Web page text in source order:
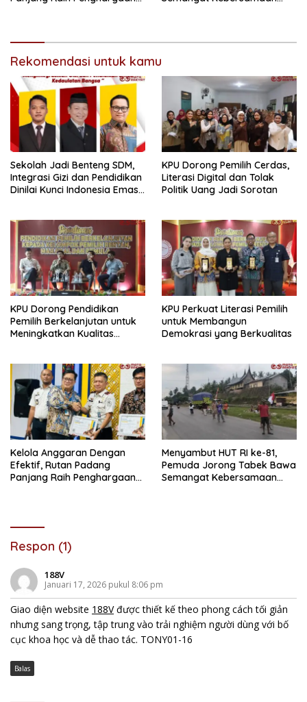
Rekomendasi untuk kamu
Sekolah Jadi Benteng SDM,
Integrasi Gizi dan Pendidikan
Dinilai Kunci Indonesia Emas
KPU Dorong Pemilih Cerdas,
Literasi Digital dan Tolak
Politik Uang Jadi Sorotan
KPU Dorong Pendidikan
Pemilih Berkelanjutan untuk
Meningkatkan Kualitas
KPU Perkuat Literasi Pemilih
untuk Membangun
Demokrasi yang Berkualitas
Kelola Anggaran Dengan
Efektif, Rutan Padang
Panjang Raih Penghargaan
Menyambut HUT RI ke-81,
Pemuda Jorong Tabek Bawa
Semangat Kebersamaan
Respon (1)
188V
Januari 17, 2026 pukul 8:06 pm
Giao diện website 188Vđược thiết kế theo phong cách tối giản
nhưng sang trọng, tập trung vào trải nghiệm người dùng với bố
cục khoa học và dễ thao tác. TONY01-16
Balas